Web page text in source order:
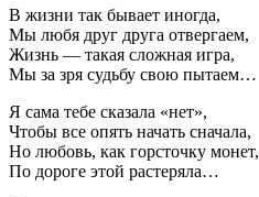
В жизни так бывает иногда,
Мы любя друг друга отвергаем,
Жизнь — такая сложная игра,
Мы за зря судьбу свою пытаем…
Я сама тебе сказала «нет»,
Чтобы все опять начать сначала,
Но любовь, как горсточку монет,
По дороге этой растеряла…